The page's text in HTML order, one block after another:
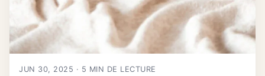
JUN 30, 2025 · 5 MIN DE LECTURE